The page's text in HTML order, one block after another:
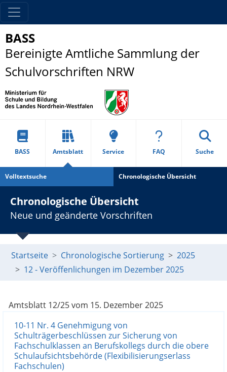
BASS
Bereinigte Amtliche Sammlung der
Schulvorschriften NRW
BASS Amtsblatt Service FAQ Suche
Volltextsuche Chronologische Übersicht
Chronologische Übersicht
Neue und geänderte Vorschriften
Startseite Chronologische Sortierung
2025
12- Veröffenlichungen im Dezember 2025
Amtsblatt 12/25 vom 15. Dezember 2025
10-11 Nr. 4 Genehmigung von
Schulträgerbeschlüssen zur Sicherung von
Fachschulklassen an Berufskollegs durch die obere
Schulaufsichtsbehörde (Flexibilisierungserlass
Fachschulen)